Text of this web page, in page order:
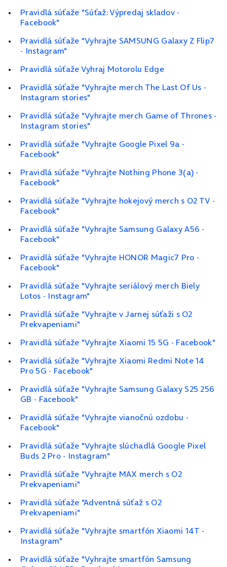
Pravidlá súťaže "Súťaž: Výpredaj skladov -
Facebook"
Pravidlá súťaže "Vyhrajte SAMSUNG Galaxy Z Flip7
- Instagram"
Pravidlá súťaže Vyhraj Motorolu Edge
Pravidlá súťaže "Vyhrajte merch The Last Of Us -
Instagram stories"
Pravidlá súťaže "Vyhrajte merch Game of Thrones -
Instagram stories"
Pravidlá súťaže "Vyhrajte Google Pixel 9a -
Facebook"
Pravidlá súťaže "Vyhrajte Nothing Phone 3(a) -
Facebook"
Pravidlá súťaže "Vyhrajte hokejový merch s O2 TV -
Facebook"
Pravidlá súťaže "Vyhrajte Samsung Galaxy A56 -
Facebook"
Pravidlá súťaže "Vyhrajte HONOR Magic7 Pro -
Facebook"
Pravidlá súťaže "Vyhrajte seriálový merch Biely
Lotos - Instagram"
Pravidlá súťaže "Vyhrajte v Jarnej súťaži s O2
Prekvapeniami"
Pravidlá súťaže "Vyhrajte Xiaomi 15 5G - Facebook"
Pravidlá súťaže "Vyhrajte Xiaomi Redmi Note 14
Pro 5G - Facebook"
Pravidlá súťaže "Vyhrajte Samsung Galaxy S25 256
GB - Facebook"
Pravidlá súťaže "Vyhrajte vianočnú ozdobu -
Facebook"
Pravidlá súťaže "Vyhrajte slúchadlá Google Pixel
Buds 2 Pro - Instagram"
Pravidlá súťaže "Vyhrajte MAX merch s O2
Prekvapeniami"
Pravidlá súťaže "Adventná súťaž s O2
Prekvapeniami"
Pravidlá súťaže "Vyhrajte smartfón Xiaomi 14T -
Instagram"
Pravidlá súťaže "Vyhrajte smartfón Samsung